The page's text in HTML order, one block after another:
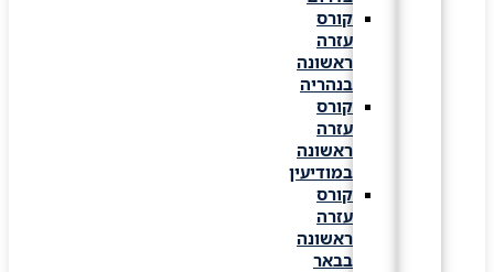
קורס
עזרה
ראשונה
בנהריה
קורס
עזרה
ראשונה
במודיעין
קורס
עזרה
ראשונה
בבאר